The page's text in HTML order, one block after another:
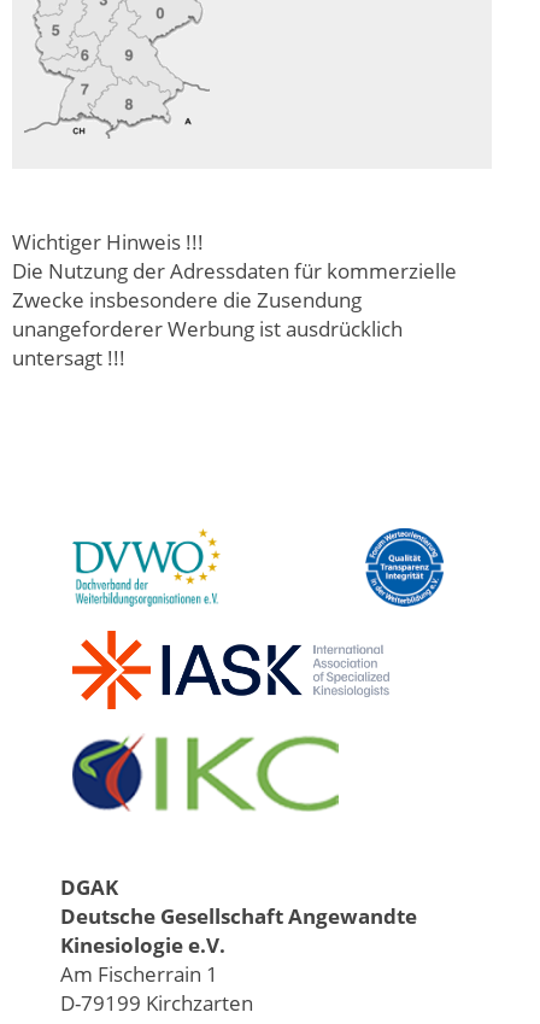
Wichtiger Hinweis !!!
Die Nutzung der Adressdaten für kommerzielle
Zwecke insbesondere die Zusendung
unangeforderer Werbung ist ausdrücklich
untersagt !!!
DGAK
Deutsche Gesellschaft Angewandte
Kinesiologie e.V.
Am Fischerrain 1
D-79199 Kirchzarten